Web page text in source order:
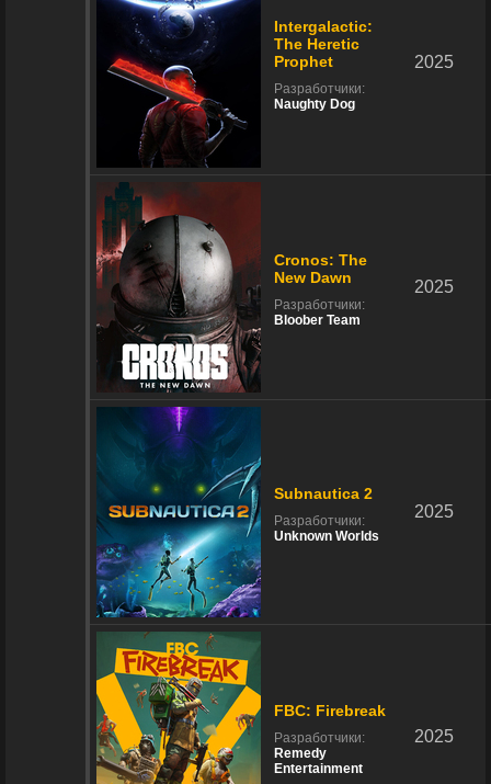
Intergalactic:
The Heretic
Prophet
Разработчики:
Naughty Dog
2025
Cronos: The
New Dawn
Разработчики:
Bloober Team
2025
Subnautica 2
Разработчики:
Unknown Worlds
2025
FBC: Firebreak
Разработчики:
Remedy
Entertainment
2025